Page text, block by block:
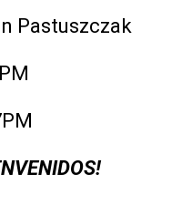
Pastuszczak